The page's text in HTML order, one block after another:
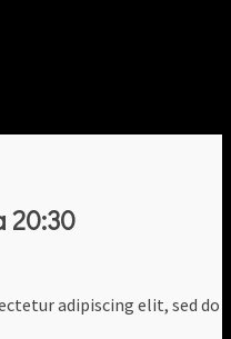
20:30
adipiscing elit, sed do